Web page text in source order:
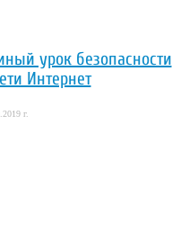
урок безопасности
Интернет
г.